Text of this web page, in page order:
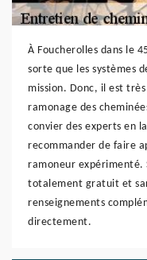
À Foucherolles dans le
sorte que les systèmes
mission. Donc, il est
ramonage des
convier des experts en
recommander de faire
ramoneur expérimenté.
totalement gratuit et
renseignements
directement.